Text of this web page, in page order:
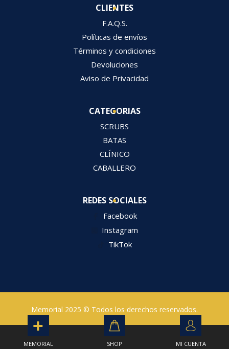
CLIENTES
F.A.Q.S.
Políticas de envíos
Términos y condiciones
Devoluciones
Aviso de Privacidad
CATEGORIAS
SCRUBS
BATAS
CLÍNICO
CABALLERO
REDES SOCIALES
Facebook
Instagram
TikTok
Memorial 2025 © Todos los derechos reservados.
MEMORIAL SHOP MI CUENTA